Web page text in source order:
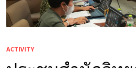
ACTIVITY